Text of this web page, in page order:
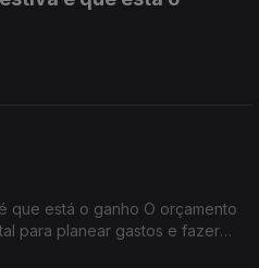
que está o ganho O orçamento
para planear gastos e fazer